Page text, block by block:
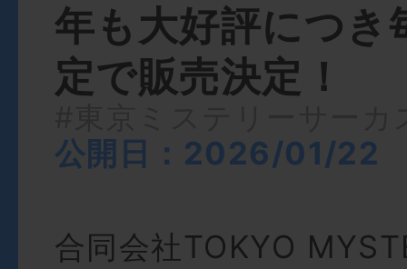
年も大好評につき
定で販売決定！
公開日：2026/01/22
合同会社TOKYO